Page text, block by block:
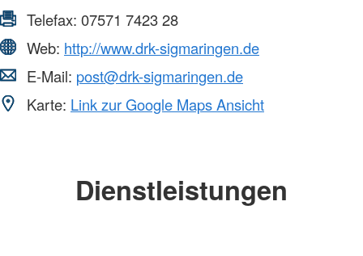
Telefax: 07571 7423 28
Web: http://www.drk-sigmaringen.de
E-Mail: post@drk-sigmaringen.de
Karte: Link zur Google Maps Ansicht
Dienstleistungen